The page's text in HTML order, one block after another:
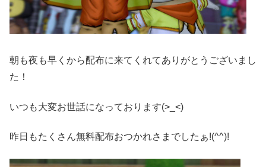
朝も夜も早くから配布に来てくれてありがとうございまし
た！
いつも大変お世話になっております(>_<)ゞ
昨日もたくさん無料配布おつかれさまでしたぁ!(^^)!